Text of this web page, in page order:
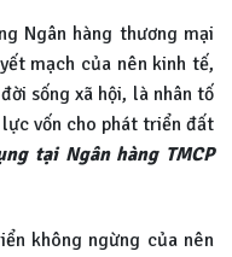
Ngân hàng thương mại
mạch của nên kinh tế,
sống xã hội, là nhân tố
vốn cho phát triển đất
tại Ngân hàng TMCP
không ngừng của nên